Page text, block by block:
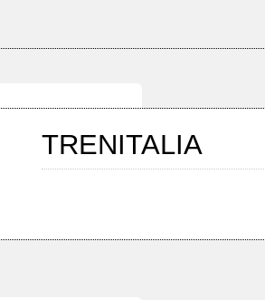
TRENITALIA